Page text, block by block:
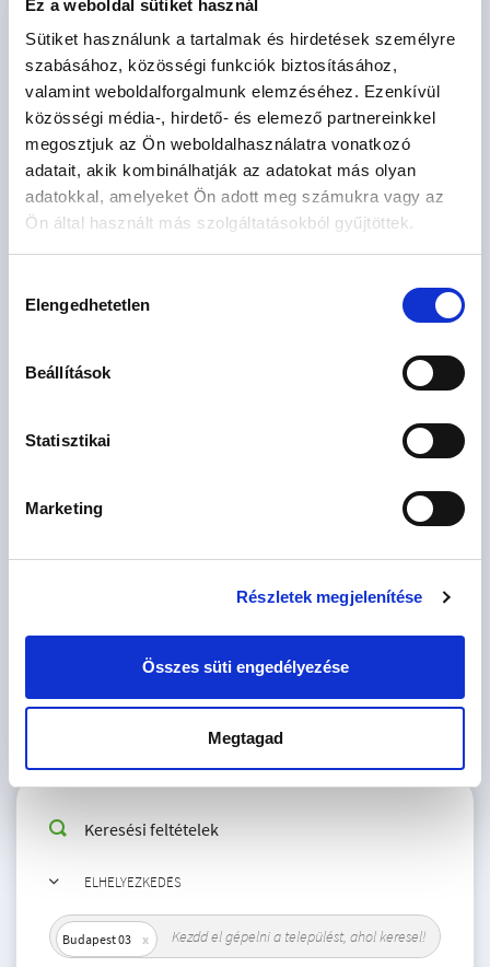
Ez a weboldal sütiket használ
Sütiket használunk a tartalmak és hirdetések személyre
szabásához, közösségi funkciók biztosításához,
valamint weboldalforgalmunk elemzéséhez. Ezenkívül
közösségi média-, hirdető- és elemező partnereinkkel
megosztjuk az Ön weboldalhasználatra vonatkozó
adatait, akik kombinálhatják az adatokat más olyan
adatokkal, amelyeket Ön adott meg számukra vagy az
Ön által használt más szolgáltatásokból gyűjtöttek.
kiválasztása
Elengedhetetlen
Beállítások
Statisztikai
Marketing
Részletek megjelenítése
Összes süti engedélyezése
Megtagad
12lakás
Prestige liget
2 - 4 szoba
Keresési feltételek
ELHELYEZKEDÉS
Budapest 03